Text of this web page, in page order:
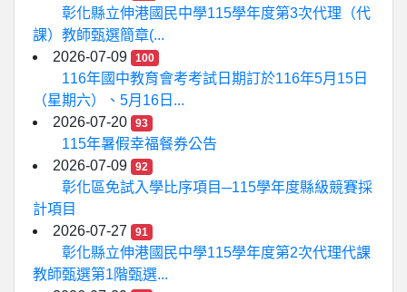
彰化縣立伸港國民中學115學年度第3次代理（代
課）教師甄選簡章(...
2026-07-09
100
116年國中教育會考考試日期訂於116年5月15日
（星期六）、5月16日...
2026-07-20
93
115年暑假幸福餐券公告
2026-07-09
92
彰化區免試入學比序項目─115學年度縣級競賽採
計項目
2026-07-27
91
彰化縣立伸港國民中學115學年度第2次代理代課
教師甄選第1階甄選...